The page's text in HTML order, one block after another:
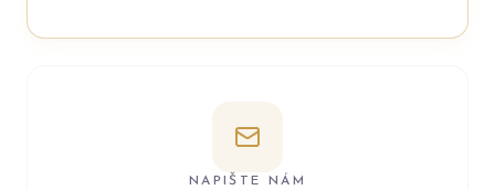
NAPIŠTE NÁM